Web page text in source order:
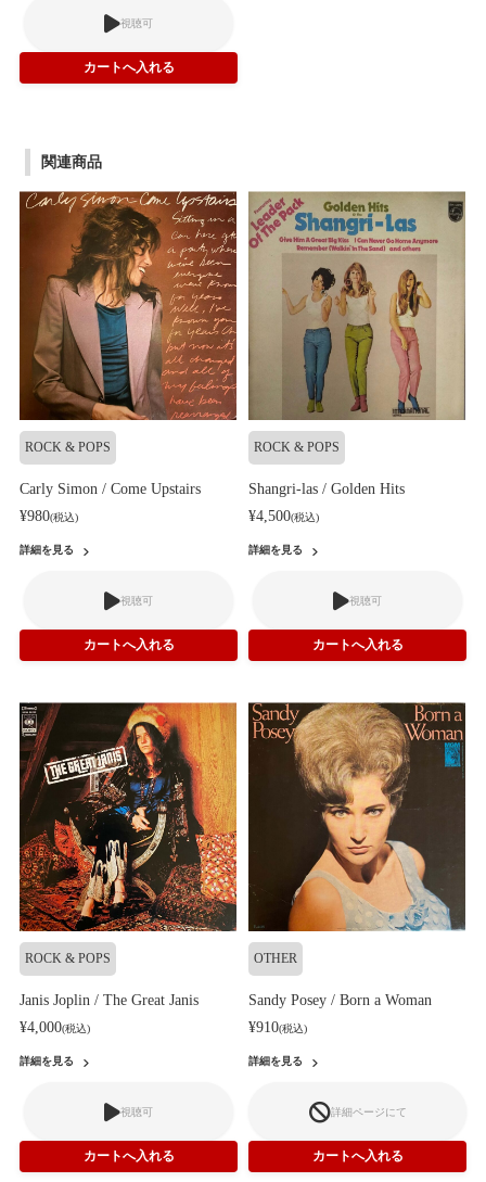
視聴可
関連商品
ROCK & POPS
Carly Simon / Come Upstairs
¥980(税込)
詳細を見る
視聴可
ROCK & POPS
Shangri-las / Golden Hits
¥4,500(税込)
詳細を見る
視聴可
ROCK & POPS
Janis Joplin / The Great Janis
¥4,000(税込)
詳細を見る
視聴可
OTHER
Sandy Posey / Born a Woman
¥910(税込)
詳細を見る
詳細ページにて